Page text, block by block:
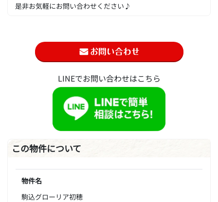
是非お気軽にお問い合わせください♪
LINEでお問い合わせはこちら
この物件について
物件名
駒込グローリア初穂